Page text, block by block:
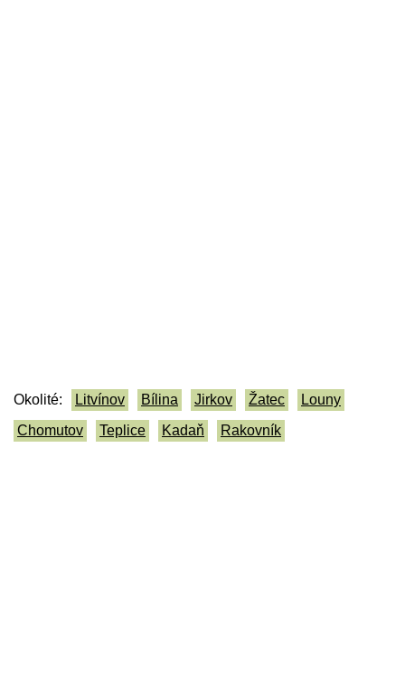
Okolité: Litvínov Bílina Jirkov Žatec
Louny
Chomutov
Teplice Kadaň Rakovník